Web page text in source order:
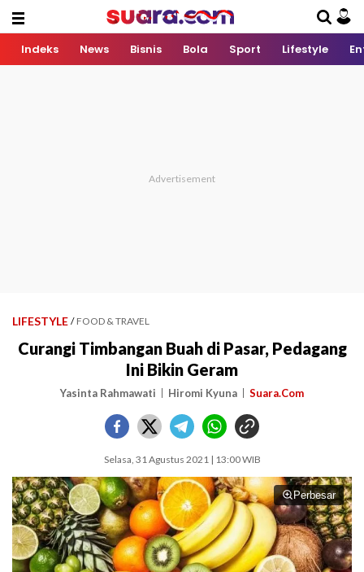
Indeks News Bisnis Bola Sport Lifestyle
LIFESTYLE / FOOD & TRAVEL
Curangi Timbangan Buah di Pasar, Pedagang
Ini Bikin Geram
Yasinta Rahmawati Hiromi Kyuna Suara.Com
Selasa, 31 Agustus 2021 | 13:00 WIB
Perbesar